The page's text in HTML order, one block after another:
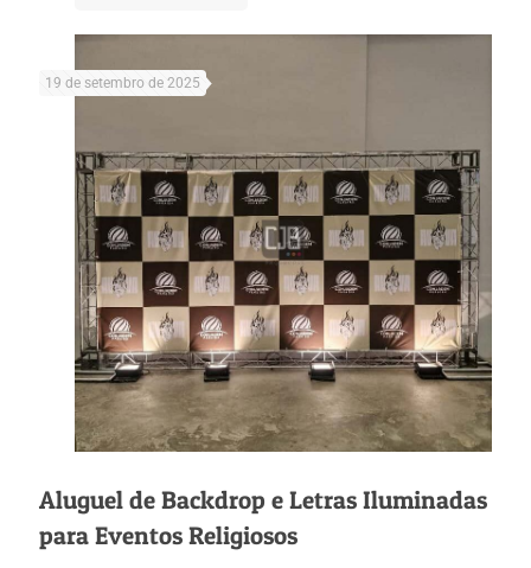
19 de setembro de 2025
Aluguel de Backdrop e Letras Iluminadas
para Eventos Religiosos